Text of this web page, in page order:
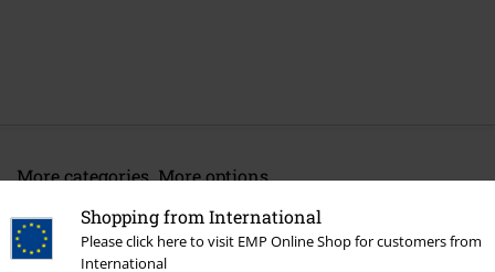
Shopping from International
Please click here to visit EMP Online Shop for customers from
International
More categories. More options.
Inredning och fritid Hushållsartiklar Figurer
Film & TV Hushållsartiklar